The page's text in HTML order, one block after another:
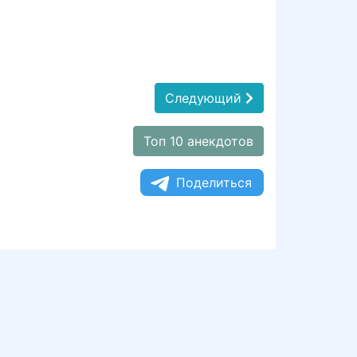
Следующий
Топ 10 анекдотов
Поделиться